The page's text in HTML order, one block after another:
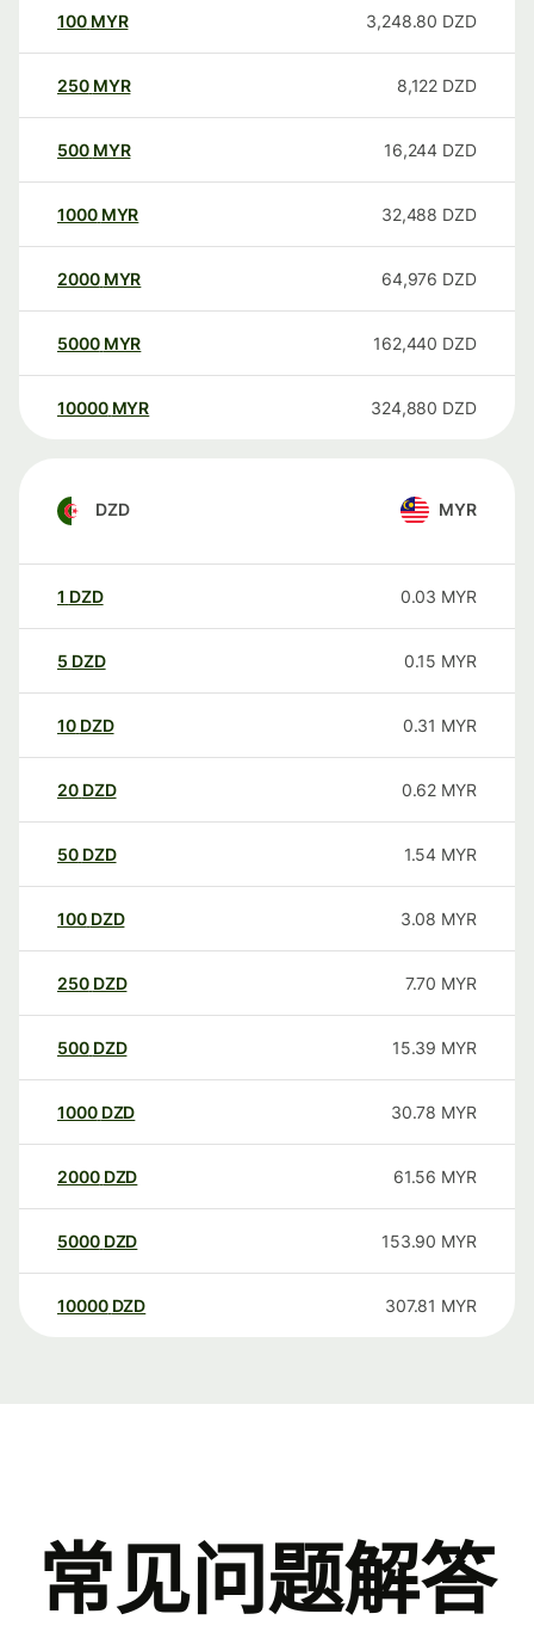
100 MYR 3,248.80 DZD
250 MYR 8,122 DZD
500 MYR 16,244 DZD
1000 MYR 32,488 DZD
2000 MYR 64,976 DZD
5000 MYR 162,440 DZD
10000 MYR 324,880 DZD
DZD MYR
1 DZD 0.03 MYR
5 DZD 0.15 MYR
10 DZD 0.31 MYR
20 DZD 0.62 MYR
50 DZD 1.54 MYR
100 DZD 3.08 MYR
250 DZD 7.70 MYR
500 DZD 15.39 MYR
1000 DZD 30.78 MYR
2000 DZD 61.56 MYR
5000 DZD 153.90 MYR
10000 DZD 307.81 MYR
常见问题解答